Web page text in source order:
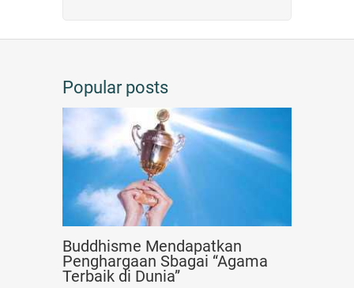
Popular posts
Buddhisme Mendapatkan
Penghargaan Sbagai “Agama
Terbaik di Dunia”